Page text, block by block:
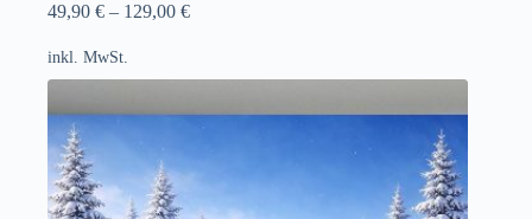
49,90 € – 129,00 €
inkl. MwSt.